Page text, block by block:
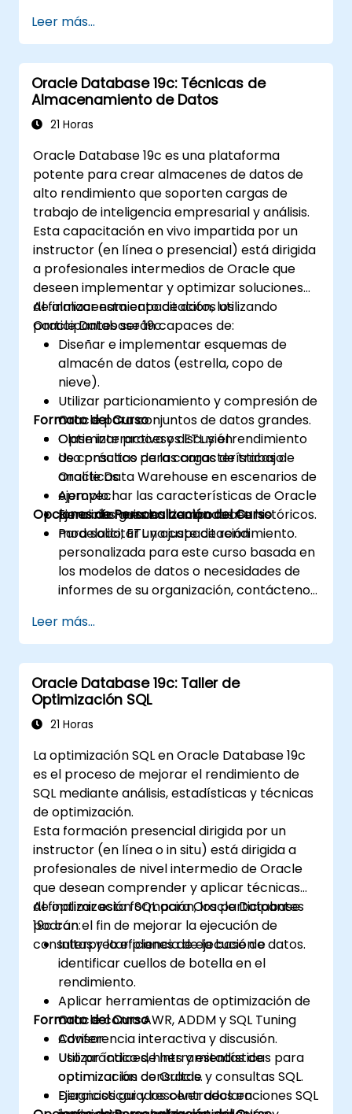
Leer más...
Oracle Database 19c: Técnicas de
Almacenamiento de Datos
21 Horas
Oracle Database 19c es una plataforma
potente para crear almacenes de datos de
alto rendimiento que soporten cargas de
trabajo de inteligencia empresarial y análisis.
Esta capacitación en vivo impartida por un
instructor (en línea o presencial) está dirigida
a profesionales intermedios de Oracle que
deseen implementar y optimizar soluciones
de almacenamiento de datos utilizando
Oracle Database 19c.
Al finalizar esta capacitación, los
participantes serán capaces de:
Diseñar e implementar esquemas de
almacén de datos (estrella, copo de
nieve).
Utilizar particionamiento y compresión de
Oracle para conjuntos de datos grandes.
Optimizar procesos ETL y el rendimiento
de consultas para cargas de trabajo
analíticas.
Aprovechar las características de Oracle
para informes en tiempo real e históricos.
Formato del Curso
Clase interactiva y discusión.
Uso práctico de las características de
Oracle Data Warehouse en escenarios de
ejemplo.
Ejercicios guiados centrados en
modelado, ETL y ajuste de rendimiento.
Opciones de Personalización del Curso
Para solicitar una capacitación
personalizada para este curso basada en
los modelos de datos o necesidades de
informes de su organización, contáctenos
Leer más...
Oracle Database 19c: Taller de
Optimización SQL
21 Horas
La optimización SQL en Oracle Database 19c
es el proceso de mejorar el rendimiento de
SQL mediante análisis, estadísticas y técnicas
de optimización.
Esta formación presencial dirigida por un
instructor (en línea o in situ) está dirigida a
profesionales de nivel intermedio de Oracle
que desean comprender y aplicar técnicas
de optimización SQL para Oracle Database
19c con el fin de mejorar la ejecución de
consultas y la eficiencia de la base de datos.
Al finalizar esta formación, los participantes
podrán:
Interpretar planes de ejecución e
identificar cuellos de botella en el
rendimiento.
Aplicar herramientas de optimización de
Oracle como AWR, ADDM y SQL Tuning
Advisor.
Utilizar índices, hints y estadísticas para
optimizar las consultas.
Diagnosticar y resolver declaraciones SQL
Formato del Curso
Conferencia interactiva y discusión.
Uso práctico de herramientas de
optimización de Oracle y consultas SQL.
Ejercicios guiados centrados en